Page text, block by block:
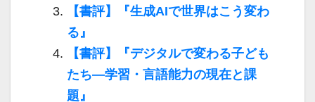
【書評】『生成AIで世界はこう変わ
る』
【書評】『デジタルで変わる子ども
たち—学習・言語能力の現在と課
題』